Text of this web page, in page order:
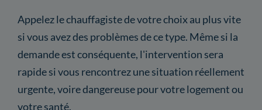
Appelez le chauffagiste de votre choix au plus vite
si vous avez des problèmes de ce type. Même si la
demande est conséquente, l'intervention sera
rapide si vous rencontrez une situation réellement
urgente, voire dangereuse pour votre logement ou
votre santé.